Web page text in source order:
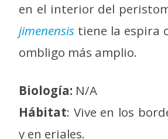
en el interior del
jimenensis tiene la espira
ombligo más amplio.
Biología: N/A
Hábitat: Vive en los
y en eriales.